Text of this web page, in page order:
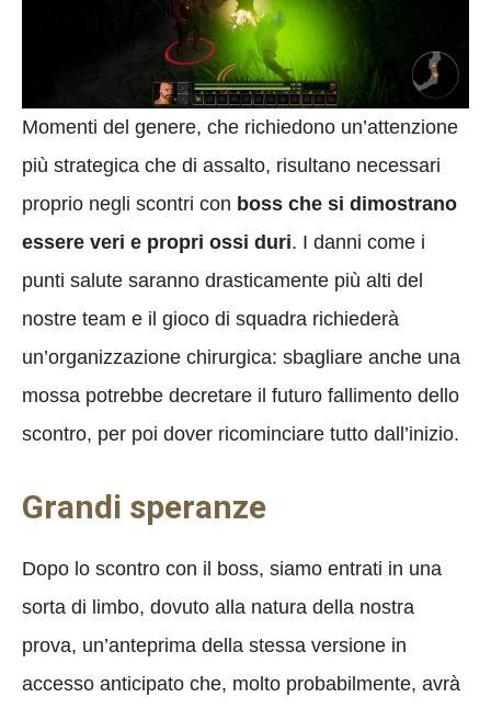
Momenti del genere, che richiedono un’attenzione
più strategica che di assalto, risultano necessari
proprio negli scontri con boss che si dimostrano
essere veri e propri ossi duri. I danni come i
punti salute saranno drasticamente più alti del
nostre team e il gioco di squadra richiederà
un’organizzazione chirurgica: sbagliare anche una
mossa potrebbe decretare il futuro fallimento dello
scontro, per poi dover ricominciare tutto dall’inizio.
Grandi speranze
Dopo lo scontro con il boss, siamo entrati in una
sorta di limbo, dovuto alla natura della nostra
prova, un’anteprima della stessa versione in
accesso anticipato che, molto probabilmente, avrà